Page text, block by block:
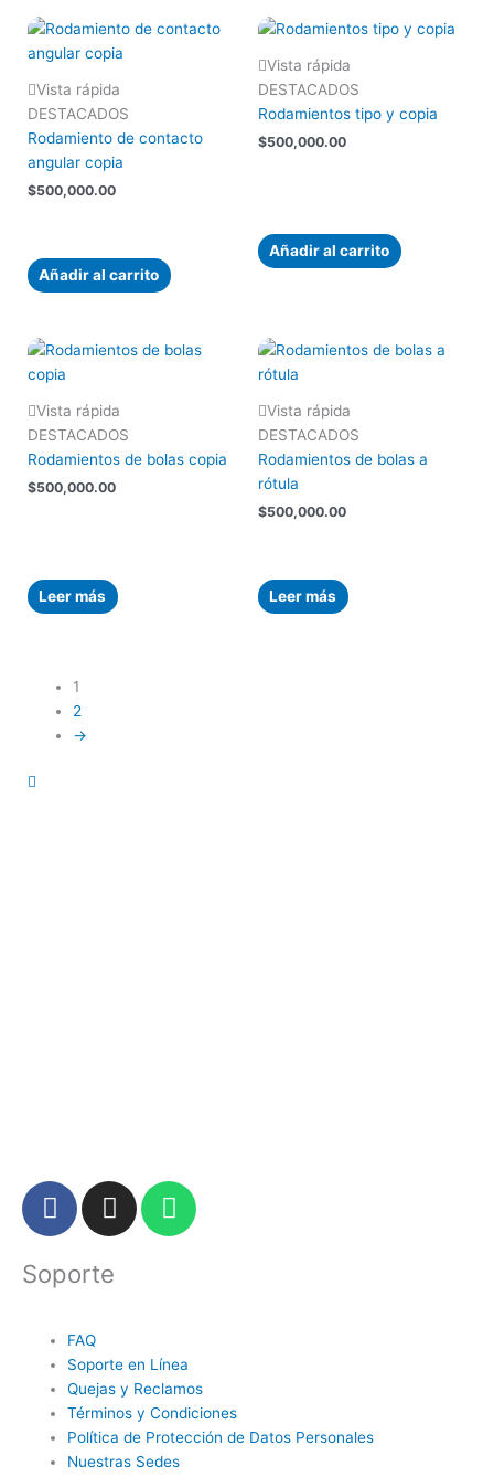
Vista rápida
DESTACADOS
Rodamiento de contacto
angular copia
$500,000.00
Añadir al carrito
Vista rápida
DESTACADOS
Rodamientos tipo y copia
$500,000.00
Añadir al carrito
Vista rápida
DESTACADOS
Rodamientos de bolas copia
$500,000.00
Leer más
Vista rápida
DESTACADOS
Rodamientos de bolas a
rótula
$500,000.00
Leer más
1
2
→
F
a
e
o
o
k
I
n
t
r
a
m
W
h
p
p
Soporte
FAQ
Soporte en Línea
Quejas y Reclamos
Términos y Condiciones
Política de Protección de Datos Personales
Nuestras Sedes